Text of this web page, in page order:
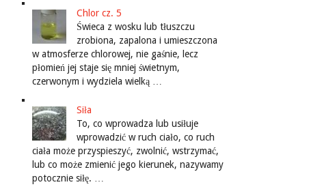
Chlor cz. 5
Świeca z wosku lub tłuszczu
zrobiona, zapalona i umieszczona
w atmosferze chlorowej, nie gaśnie, lecz
płomień jej staje się mniej świetnym,
czerwonym i wydziela wielką …
Siła
To, co wprowadza lub usiłuje
wprowadzić w ruch ciało, co ruch
ciała może przyspieszyć, zwolnić, wstrzymać,
lub co może zmienić jego kierunek, nazywamy
potocznie siłę. …